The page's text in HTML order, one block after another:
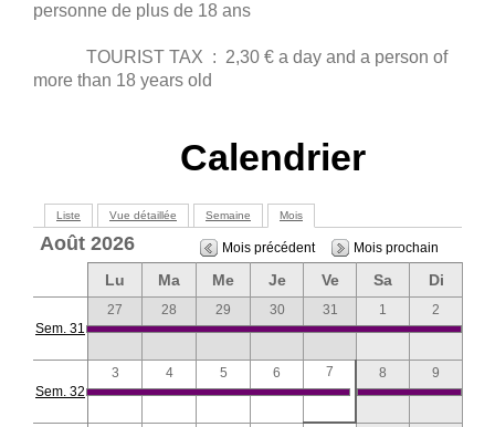
personne de plus de 18 ans
TOURIST TAX : 2,30 € a day and a person of
more than 18 years old
Calendrier
Liste Vue détaillée Semaine Mois
Août 2026 Mois prochain
Mois précédent
Lu Ma Me Je Ve Sa Di
Sem. 31
27 28 29 30 31 1 2
Sem. 32
3 4 5 6 7 8 9